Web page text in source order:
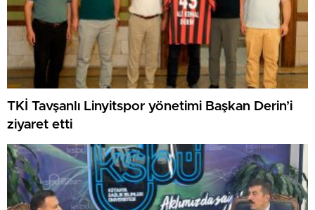
TKİ Tavşanlı Linyitspor yönetimi Başkan Derin’i
ziyaret etti